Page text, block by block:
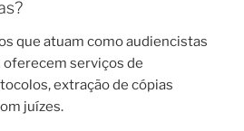
que atuam como audiencistas
serviços de
extração de cópias
juízes.